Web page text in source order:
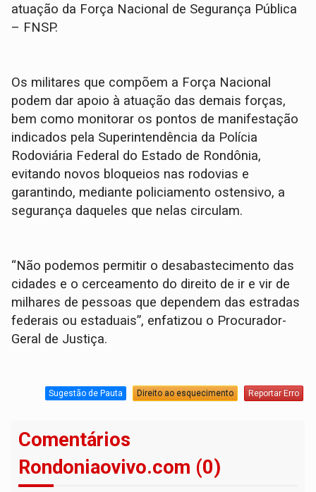
atuação da Força Nacional de Segurança Pública
– FNSP.
Os militares que compõem a Força Nacional
podem dar apoio à atuação das demais forças,
bem como monitorar os pontos de manifestação
indicados pela Superintendência da Polícia
Rodoviária Federal do Estado de Rondônia,
evitando novos bloqueios nas rodovias e
garantindo, mediante policiamento ostensivo, a
segurança daqueles que nelas circulam.
“Não podemos permitir o desabastecimento das
cidades e o cerceamento do direito de ir e vir de
milhares de pessoas que dependem das estradas
federais ou estaduais”, enfatizou o Procurador-
Geral de Justiça.
Sugestão de Pauta Direito ao esquecimento Reportar Erro
Comentários
Rondoniaovivo.com (0)